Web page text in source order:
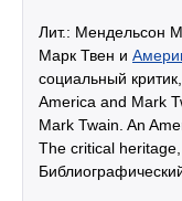
Лит.: Мендельсон
Марк Твен и
социальный
America and Mark
Mark Twain. An
The critical